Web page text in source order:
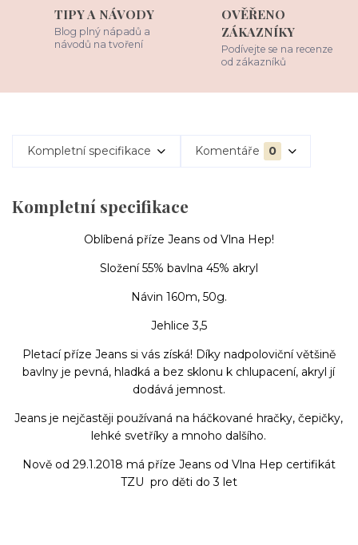
TIPY A NÁVODY
Blog plný nápadů a
návodů na tvoření
OVĚŘENO
ZÁKAZNÍKY
Podívejte se na recenze
od zákazníků
Kompletní specifikace Komentáře 0
Kompletní specifikace
Oblíbená příze Jeans od Vlna Hep!
Složení 55% bavlna 45% akryl
Návin 160m, 50g.
Jehlice 3,5
Pletací příze Jeans si vás získá! Díky nadpoloviční většině
bavlny je pevná, hladká a bez sklonu k chlupacení, akryl jí
dodává jemnost.
Jeans je nejčastěji používaná na háčkované hračky, čepičky,
lehké svetříky a mnoho dalšího.
Nově od 29.1.2018 má příze Jeans od Vlna Hep certifikát
TZU pro děti do 3 let